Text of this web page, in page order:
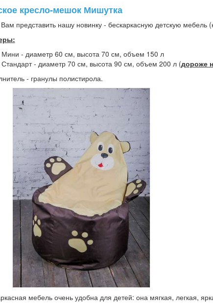
кресло-мешок Мишутка
представить нашу новинку - бескаркасную детскую мебель
Мини - диаметр 60 см, высота 70 см, объем 150 л
Стандарт - диаметр 70 см, высота 90 см, объем 200 л (дороже
- гранулы полистирола.
мебель очень удобна для детей: она мягкая, легкая,